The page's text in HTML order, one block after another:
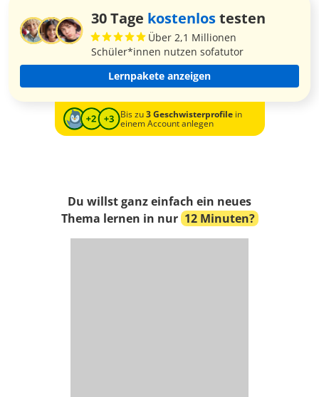
30 Tage kostenlostesten
Über 2,1 Millionen
Schüler*innen nutzen sofatutor
Lernpakete anzeigen
Bis zu3 Geschwisterprofilein
einem Account anlegen
Du willst ganz einfach ein neues
Thema lernen in nur 12 Minuten?